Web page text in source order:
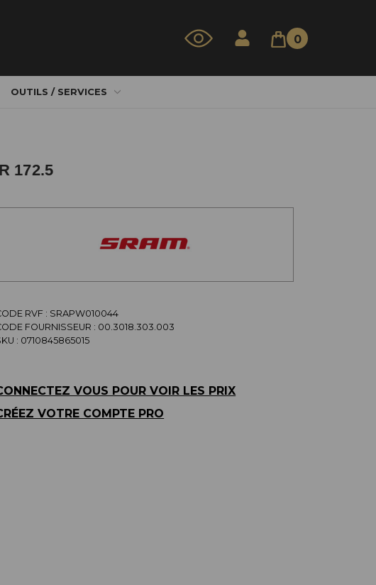
0
OUTILS / SERVICES
172.5
RVF : SRAPW010044
FOURNISSEUR : 00.3018.303.003
: 0710845865015
VOUS POUR VOIR LES PRIX
VOTRE COMPTE PRO